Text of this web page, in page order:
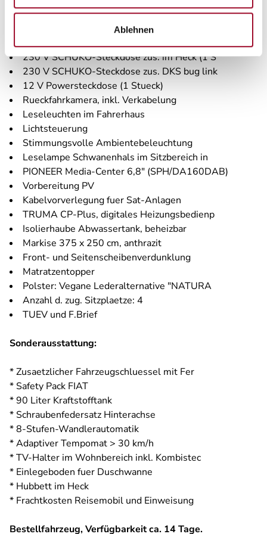
Ablehnen
Spoilerlippen (skid-plate)
Instrumententafel im Techno-Design (Alu)
FIAT CaVa 3.500 kg (140 PS) Euro 6e-bis
230 V SCHUKO-Steckdose zus. im Heck (1 S
230 V SCHUKO-Steckdose zus. DKS bug link
12 V Powersteckdose (1 Stueck)
Rueckfahrkamera, inkl. Verkabelung
Leseleuchten im Fahrerhaus
Lichtsteuerung
Stimmungsvolle Ambientebeleuchtung
Leselampe Schwanenhals im Sitzbereich in
PIONEER Media-Center 6,8" (SPH/DA160DAB)
Vorbereitung PV
Kabelvorverlegung fuer Sat-Anlagen
TRUMA CP-Plus, digitales Heizungsbedienp
Isolierhaube Abwassertank, beheizbar
Markise 375 x 250 cm, anthrazit
Front- und Seitenscheibenverdunklung
Matratzentopper
Polster: Vegane Lederalternative "NATURA
Anzahl d. zug. Sitzplaetze: 4
TUEV und F.Brief
Sonderausstattung:
* Zusaetzlicher Fahrzeugschluessel mit Fer
* Safety Pack FIAT
* 90 Liter Kraftstofftank
* Schraubenfedersatz Hinterachse
* 8-Stufen-Wandlerautomatik
* Adaptiver Tempomat > 30 km/h
* TV-Halter im Wohnbereich inkl. Kombistec
* Einlegeboden fuer Duschwanne
* Hubbett im Heck
* Frachtkosten Reisemobil und Einweisung
Bestellfahrzeug, Verfügbarkeit ca. 14 Tage.